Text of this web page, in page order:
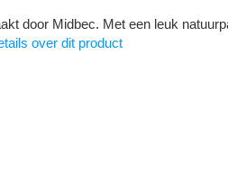
door Midbec. Met een leuk
over dit product